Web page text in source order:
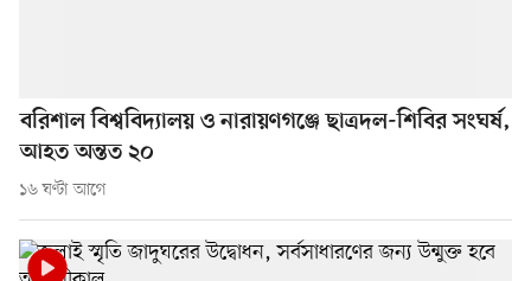
বরিশাল বিশ্ববিদ্যালয় ও নারায়ণগঞ্জে ছাত্রদল-শিবির সংঘর্ষ,
আহত অন্তত ২০
১৬ ঘণ্টা আগে